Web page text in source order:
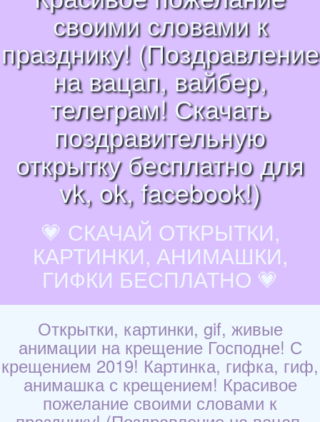
своими словами к
празднику! (Поздравление
на вацап, вайбер,
телеграм! Скачать
поздравительную
открытку бесплатно для
vk, ok, facebook!)
💗 СКАЧАЙ ОТКРЫТКИ,
КАРТИНКИ, АНИМАШКИ,
ГИФКИ БЕСПЛАТНО 💗
Открытки, картинки, gif, живые
анимации на крещение Господне! С
крещением 2019! Картинка, гифка, гиф,
анимашка с крещением! Красивое
пожелание своими словами к